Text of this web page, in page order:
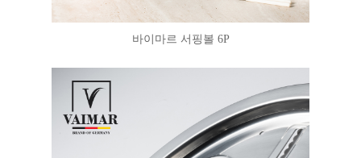
바이마르 서핑볼 6P